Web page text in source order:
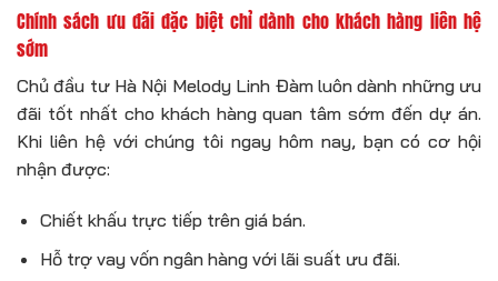
Chính sách ưu đãi đặc biệt chỉ dành cho khách hàng liên hệ
sớm
Chủ đầu tư Hà Nội Melody Linh Đàm luôn dành những ưu
đãi tốt nhất cho khách hàng quan tâm sớm đến dự án.
Khi liên hệ với chúng tôi ngay hôm nay, bạn có cơ hội
nhận được:
Chiết khấu trực tiếp trên giá bán.
Hỗ trợ vay vốn ngân hàng với lãi suất ưu đãi.